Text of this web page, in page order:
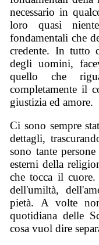
necessario in
loro quasi
fondamentali che
credente. In tutto
degli uomini,
quello che
completamente il
giustizia ed amore.
Ci sono sempre
dettagli,
sono tante
esterni della
che tocca il
dell'umiltà,
pietà. A volte
quotidiana delle
cosa vuol dire